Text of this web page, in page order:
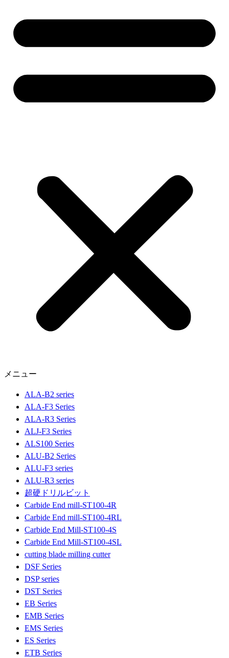
メニュー
ALA-B2 series
ALA-F3 Series
ALA-R3 Series
ALJ-F3 Series
ALS100 Series
ALU-B2 Series
ALU-F3 series
ALU-R3 series
超硬ドリルビット
Carbide End mill-ST100-4R
Carbide End mill-ST100-4RL
Carbide End Mill-ST100-4S
Carbide End Mill-ST100-4SL
cutting blade milling cutter
DSF Series
DSP series
DST Series
EB Series
EMB Series
EMS Series
ES Series
ETB Series